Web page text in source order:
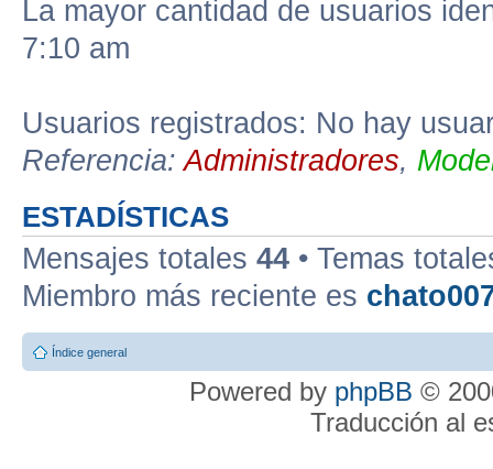
La mayor cantidad de usuarios
7:10 am
Usuarios registrados: No hay
Referencia:Administradores,
ESTADÍSTICAS
Mensajes totales 44 • Temas
Miembro más reciente es
Índice general
Powered by phpBB ©
Traducción al